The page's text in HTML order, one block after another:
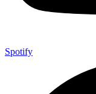
Spotify